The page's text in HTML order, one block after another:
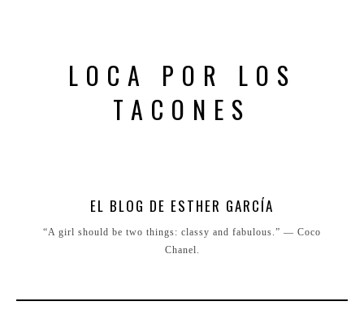
LOCA POR LOS
TACONES
EL BLOG DE ESTHER GARCÍA
“A girl should be two things: classy and fabulous.” ― Coco
Chanel.